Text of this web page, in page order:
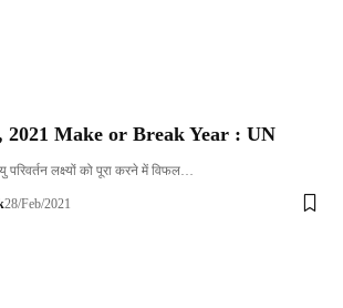
2021 Make or Break Year : UN
लक्ष्यों को पूरा करने में विफल…
28/Feb/2021